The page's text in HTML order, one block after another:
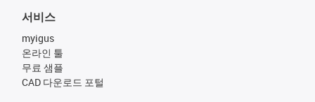
서비스
myigus
온라인 툴
무료 샘플
CAD 다운로드 포털